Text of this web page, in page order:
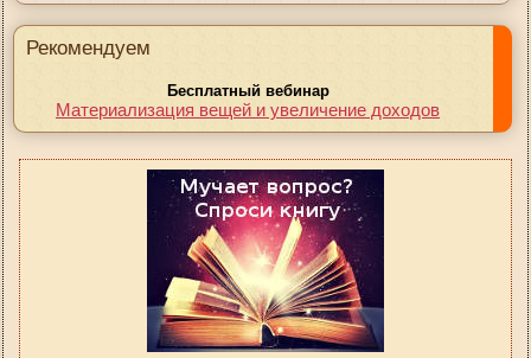
Рекомендуем
Бесплатный вебинар
Материализация вещей и увеличение доходов